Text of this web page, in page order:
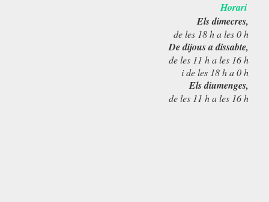
Horari
Els dimecres,
de les 18 h a les 0 h
De dijous a dissabte,
de les 11 h a les 16 h
i de les 18 h a 0 h
Els diumenges,
de les 11 h a les 16 h